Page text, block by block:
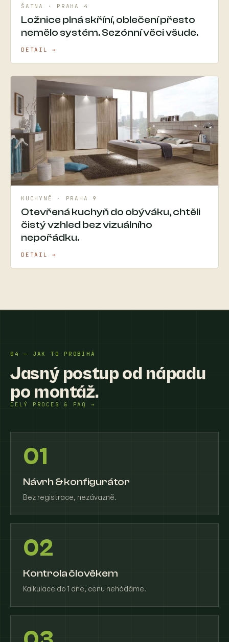
ŠATNA · PRAHA 4
Ložnice plná skříní, oblečení přesto
nemělo systém. Sezónní věci všude.
DETAIL →
KUCHYNĚ · PRAHA 9
Otevřená kuchyň do obýváku, chtěli
čistý vzhled bez vizuálního
nepořádku.
DETAIL →
04 — JAK TO PROBÍHÁ
Jasný postup od nápadu
po montáž.
CELÝ PROCES & FAQ →
01
Návrh & konfigurátor
Bez registrace, nezávazně.
02
Kontrola člověkem
Kalkulace do 1 dne, cenu nehádáme.